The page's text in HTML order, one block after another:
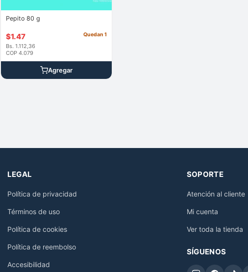
Pepito 80 g
$1.47
Bs. 1.112,36
COP 4.079
Quedan 1
Agregar
LEGAL
Política de privacidad
Términos de uso
Política de cookies
Política de reembolso
Accesibilidad
SOPORTE
Atención al cliente
Mi cuenta
Ver toda la tienda
SÍGUENOS